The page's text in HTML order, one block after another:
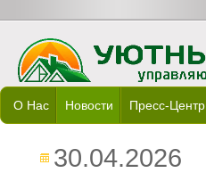
О Нас Новости Пресс-Центр
30.04.2026